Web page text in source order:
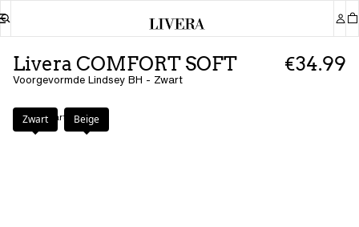
Livera COMFORT SOFT
Voorgevormde Lindsey BH - Zwart
€34.99
Kleur: Zwart
Zwart Beige